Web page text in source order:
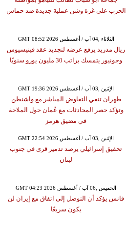
الحرب على غزة وشن عملية جديدة ضد حماس
GMT 08:52 2026 الثلاثاء ,04 آب / أغسطس
ريال مدريد يرفع عرضه لتجديد عقد فينيسيوس
وجونيور يتمسك براتب 30 مليون يورو سنويًا
GMT 19:36 2026 الإثنين ,03 آب / أغسطس
طهران تنفي التفاوض المباشر مع واشنطن
وتؤكد حصر المحادثات مع عُمان حول الملاحة
في مضيق هرمز
GMT 22:54 2026 الإثنين ,03 آب / أغسطس
تحقيق إسرائيلي يرصد تدمير قرى في جنوب
لبنان
GMT 04:23 2026 الخميس ,06 آب / أغسطس
فانس يؤكد أن التوصل إلى اتفاق مع إيران لن
يكون سريعًا